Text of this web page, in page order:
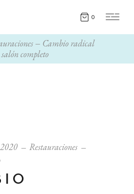
0
Cambio radical
salón completo
Restauraciones